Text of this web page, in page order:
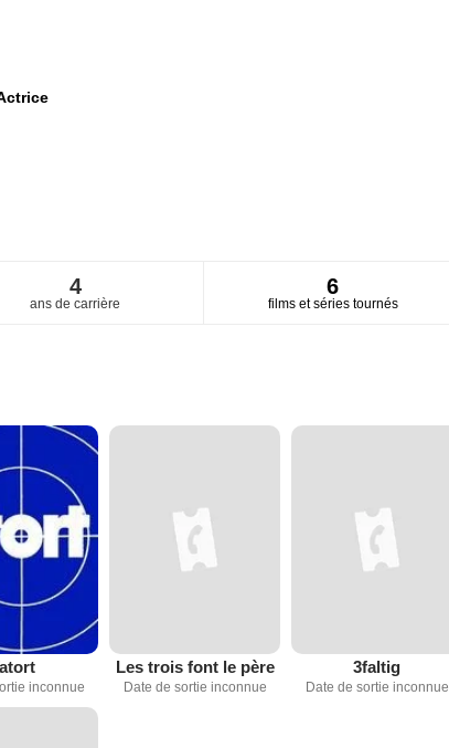
4
ans de carrière
6
films et séries tournés
inconnue
Les trois font le père
Date de sortie inconnue
3faltig
Date de sortie inconnue